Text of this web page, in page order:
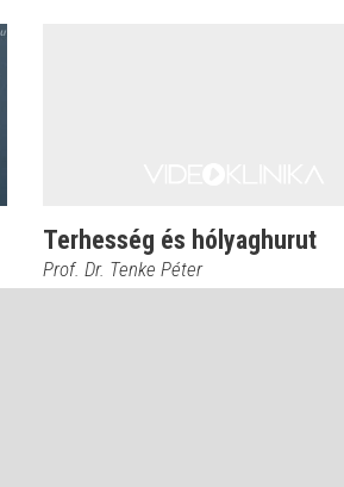
Terhesség és hólyaghurut
Prof. Dr. Tenke Péter